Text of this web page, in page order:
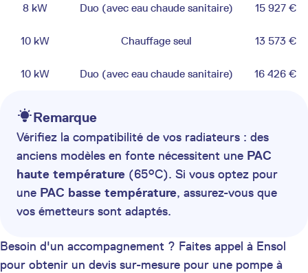
8 kW Duo (avec eau chaude sanitaire) 15 927 €
10 kW Chauffage seul 13 573 €
10 kW Duo (avec eau chaude sanitaire) 16 426 €
Remarque
Vérifiez la compatibilité de vos radiateurs : des
anciens modèles en fonte nécessitent une PAC
haute température (65°C). Si vous optez pour
une PAC basse température, assurez-vous que
vos émetteurs sont adaptés.
Besoin d'un accompagnement ? Faites appel à Ensol
pour obtenir un devis sur-mesure pour une pompe à